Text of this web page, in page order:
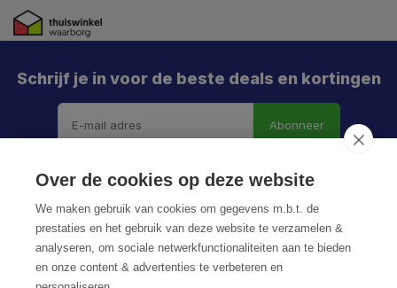
Schrijf je in voor de beste deals en kortingen
Abonneer
Over de cookies op deze website
We maken gebruik van cookies om gegevens m.b.t. de
prestaties en het gebruik van deze website te verzamelen &
analyseren, om sociale netwerkfunctionaliteiten aan te bieden
en onze content & advertenties te verbeteren en